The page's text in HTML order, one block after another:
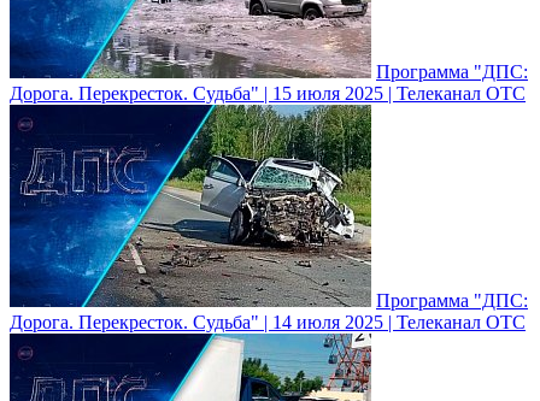
Программа "ДПС:
Дорога. Перекресток. Судьба" | 15 июля 2025 | Телеканал ОТС
Программа "ДПС:
Дорога. Перекресток. Судьба" | 14 июля 2025 | Телеканал ОТС